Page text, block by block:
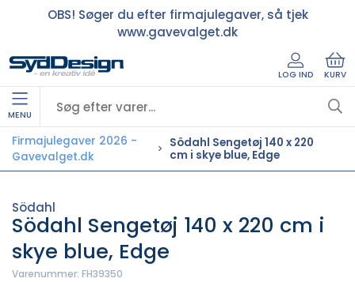
OBS! Søger du efter firmajulegaver, så tjek
www.gavevalget.dk
LOG IND KURV
MENU
Firmajulegaver 2026 -
Gavevalget.dk
Södahl Sengetøj 140 x 220
cm i skye blue, Edge
Södahl
Södahl Sengetøj 140 x 220 cm i
skye blue, Edge
Varenummer: FH39350